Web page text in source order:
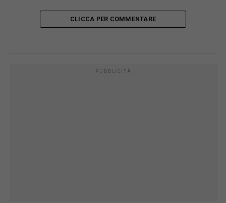
CLICCA PER COMMENTARE
PUBBLICITÀ